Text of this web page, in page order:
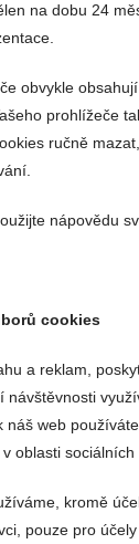
na dobu 24
obvykle
prohlížeče
ručně
nápovědu
cookies
a reklam,
návštěvnosti
náš web
oblasti sociálních
kromě
pouze pro